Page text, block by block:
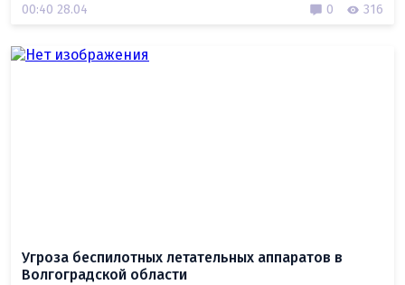
00:40 28.04 0 316
Угроза беспилотных летательных аппаратов в
Волгоградской области